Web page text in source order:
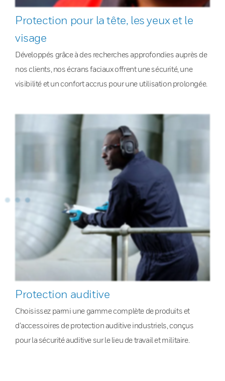
Protection pour la tête, les yeux et le
visage
Développés grâce à des recherches approfondies auprès de
nos clients, nos écrans faciaux offrent une sécurité, une
visibilité et un confort accrus pour une utilisation prolongée.
Protection auditive
Choisissez parmi une gamme complète de produits et
d’accessoires de protection auditive industriels, conçus
pour la sécurité auditive sur le lieu de travail et militaire.